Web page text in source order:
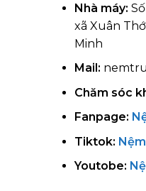
Nhà máy:
xã Xuân
Minh
Mail:
Chăm sóc
Fanpage:
Tiktok:
Youtobe: